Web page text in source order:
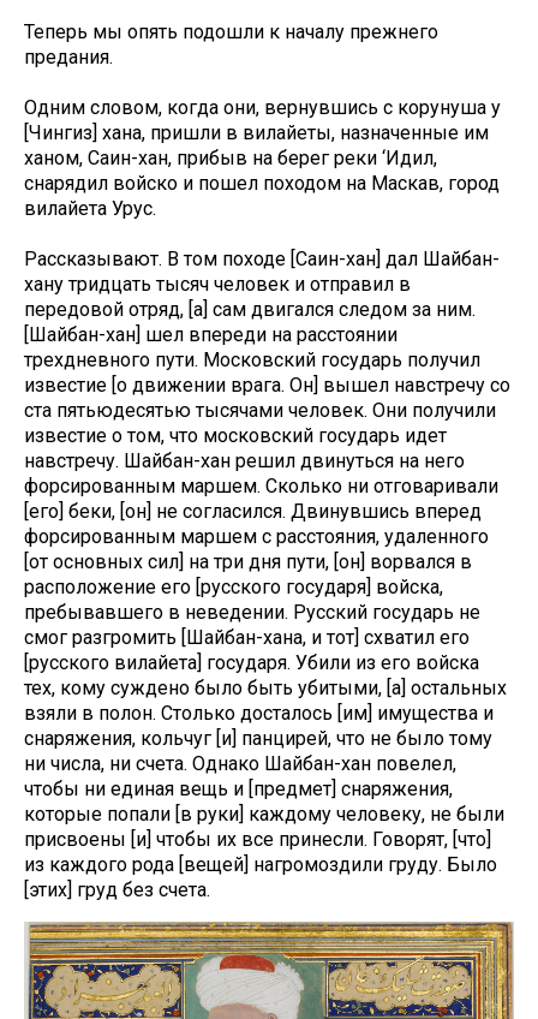
Теперь мы опять подошли к началу прежнего
предания.
Одним словом, когда они, вернувшись с корунуша у
[Чингиз] хана, пришли в вилайеты, назначенные им
ханом, Саин-хан, прибыв на берег реки ‘Идил,
снарядил войско и пошел походом на Маскав, город
вилайета Урус.
Рассказывают. В том походе [Саин-хан] дал Шайбан-
хану тридцать тысяч человек и отправил в
передовой отряд, [а] сам двигался следом за ним.
[Шайбан-хан] шел впереди на расстоянии
трехдневного пути. Московский государь получил
известие [о движении врага. Он] вышел навстречу со
ста пятьюдесятью тысячами человек. Они получили
известие о том, что московский государь идет
навстречу. Шайбан-хан решил двинуться на него
форсированным маршем. Сколько ни отговаривали
[его] беки, [он] не согласился. Двинувшись вперед
форсированным маршем с расстояния, удаленного
[от основных сил] на три дня пути, [он] ворвался в
расположение его [русского государя] войска,
пребывавшего в неведении. Русский государь не
смог разгромить [Шайбан-хана, и тот] схватил его
[русского вилайета] государя. Убили из его войска
тех, кому суждено было быть убитыми, [а] остальных
взяли в полон. Столько досталось [им] имущества и
снаряжения, кольчуг [и] панцирей, что не было тому
ни числа, ни счета. Однако Шайбан-хан повелел,
чтобы ни единая вещь и [предмет] снаряжения,
которые попали [в руки] каждому человеку, не были
присвоены [и] чтобы их все принесли. Говорят, [что]
из каждого рода [вещей] нагромоздили груду. Было
[этих] груд без счета.